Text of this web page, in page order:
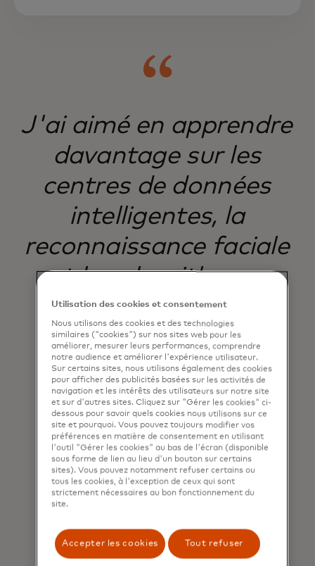
J'ai aimé en apprendre
davantage sur les
centres de données
intelligentes, la
reconnaissance faciale
et les algorithmes.
Cameron (10 ans)
Kids4Techᵀᴹ participant
Utilisation des cookies et consentement
Nous utilisons des cookies et des technologies
similaires ("cookies") sur nos sites web pour les
améliorer, mesurer leurs performances, comprendre
notre audience et améliorer l'expérience utilisateur.
Sur certains sites, nous utilisons également des cookies
pour afficher des publicités basées sur les activités de
navigation et les intérêts des utilisateurs sur notre site
et sur d'autres sites. Cliquez sur "Gérer les cookies" ci-
dessous pour savoir quels cookies nous utilisons sur ce
site et pourquoi. Vous pouvez toujours modifier vos
préférences en matière de consentement en utilisant
l'outil "Gérer les cookies" au bas de l'écran (disponible
sous forme de lien au lieu d'un bouton sur certains
sites). Vous pouvez notamment refuser certains ou
tous les cookies, à l'exception de ceux qui sont
strictement nécessaires au bon fonctionnement du
site.
Accepter les cookies Tout refuser